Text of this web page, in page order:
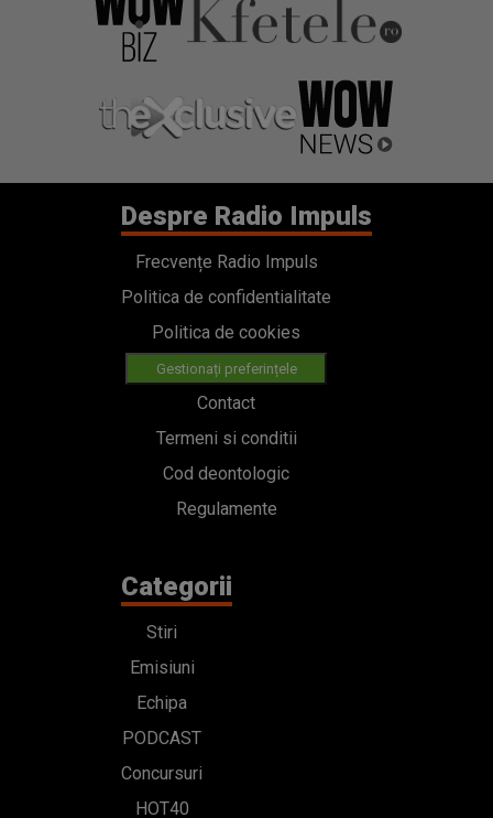
Despre Radio Impuls
Frecvențe Radio Impuls
Politica de confidentialitate
Politica de cookies
Gestionați preferințele
Contact
Termeni si conditii
Cod deontologic
Regulamente
Categorii
Stiri
Emisiuni
Echipa
PODCAST
Concursuri
HOT40